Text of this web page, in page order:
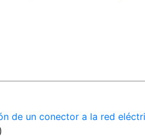
de un conector a la red
)